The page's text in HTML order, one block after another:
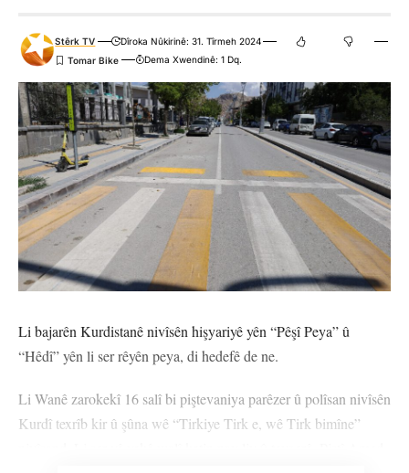
Stêrk TV
Dîroka Nûkirinê: 31. Tîrmeh 2024
Dema Xwendinê: 1 Dq.
Li bajarên Kurdistanê nivîsên hişyariyê yên “Pêşî Peya” û
“Hêdî” yên li ser rêyên peya, di hedefê de ne.
Li Wanê zarokekî 16 salî bi piştevaniya parêzer û polîsan nivîsên
Kurdî texrîb kir û şûna wê “Tirkiye Tirk e, wê Tirk bimîne”